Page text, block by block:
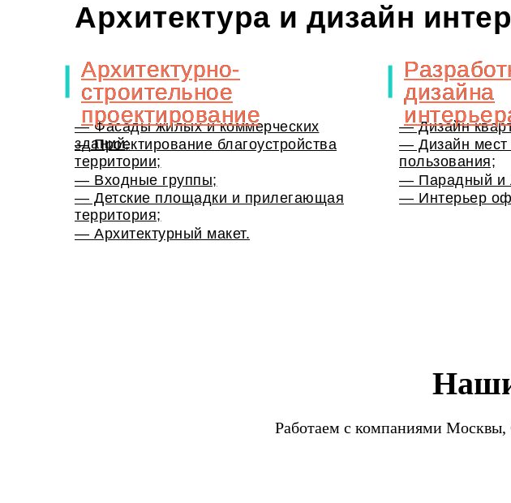
Архитектурно-
строительное
проектирование
дизайна
— Фасады жилых и коммерческих
зданий;
— Дизайн
Архитектура и дизайн
Архитектурно-
строительное
проектирование
дизайна
— Архитектурный макет.
— Проектирование благоустройства
территории;
— Входные группы;
— Детские площадки и прилегающая
территория;
— Интерьер
— Дизайн мест
пользования;
— Парадный и
Работаем с компаниями